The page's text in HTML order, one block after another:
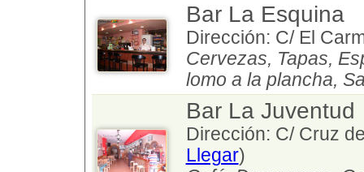
Bar La Esquina
Dirección: C/ El
Cervezas, Tapas,
lomo a la plancha,
Bar La Juventud
Dirección: C/ Cruz
Llegar)